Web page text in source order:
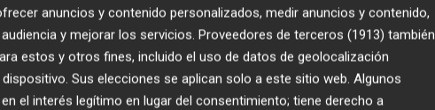
anuncios y contenido personalizados, medir anuncios y contenido,
y mejorar los servicios. Proveedores de terceros (1913) también
estos y otros fines, incluido el uso de datos de geolocalización
Sus elecciones se aplican solo a este sitio web. Algunos
el interés legítimo en lugar del consentimiento; tiene derecho a